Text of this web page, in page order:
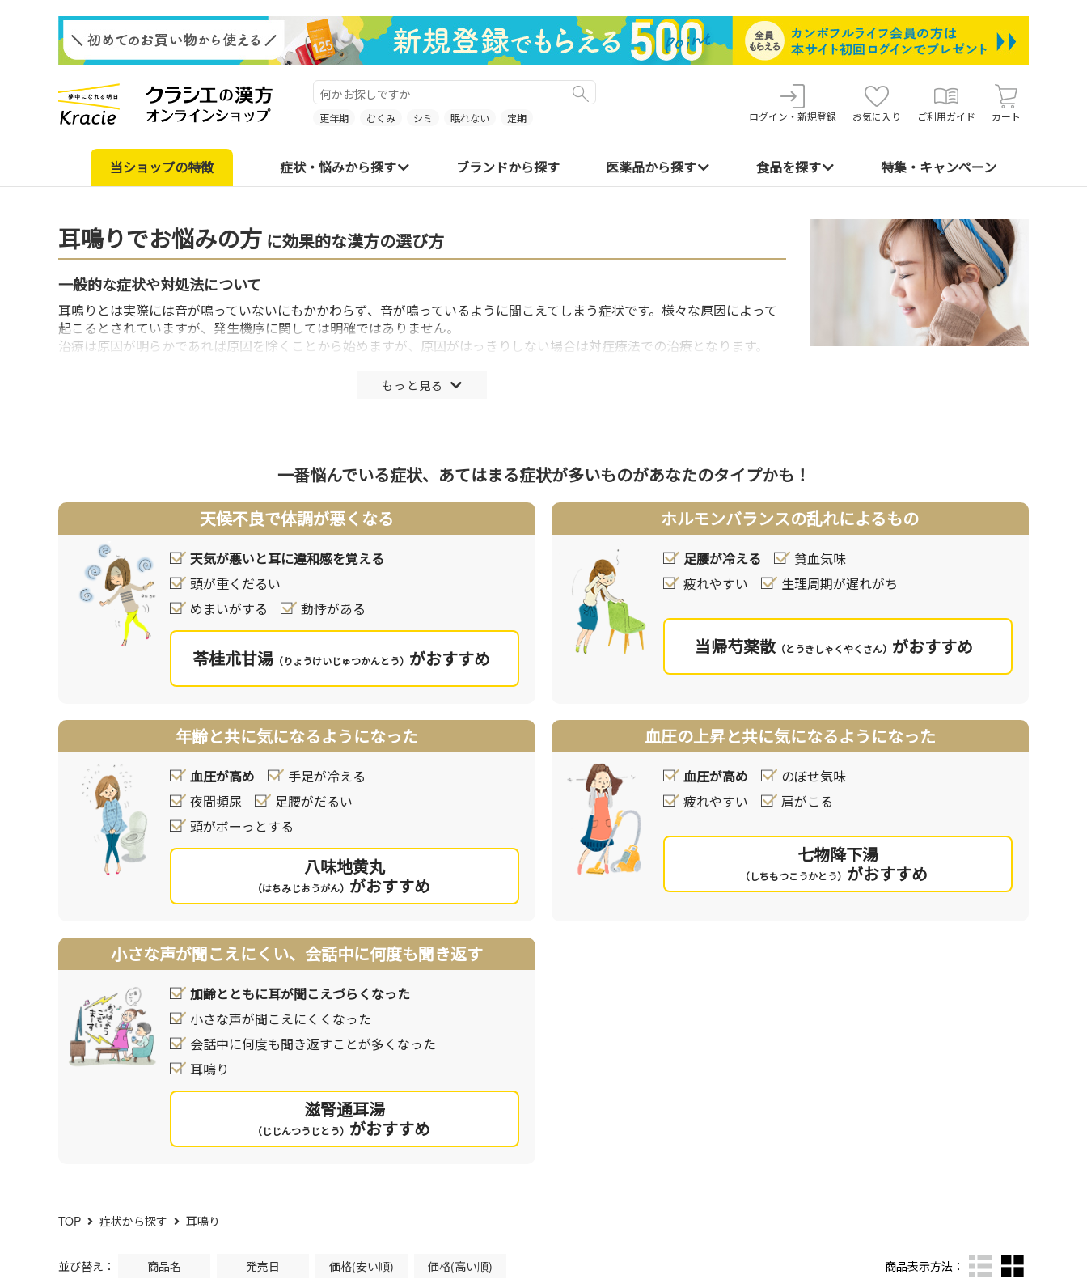
更年期 むくみ シミ 眠れない 定期 ログイン・新規登録 お気に入り ご利用ガイド カート
当ショップの特徴 症状・悩みから探す ブランドから探す 医薬品から探す 食品を探す 特集・キャンペーン
耳鳴りでお悩みの方 に効果的な漢方の選び方
一般的な症状や対処法について
耳鳴りとは実際には音が鳴っていないにもかかわらず、音が鳴っているように聞こえてしまう症状です。様々な原因によって
起こるとされていますが、発生機序に関しては明確ではありません。
治療は原因が明らかであれば原因を除くことから始めますが、原因がはっきりしない場合は対症療法での治療となります。
（血・精）が十分に届く必要があります。天候による影響、加齢、ストレス、ホルモンの分泌の変化など様々な影響に
漢方薬はエネルギーや栄養を補ったり、栄養供給を邪魔する様な余分な物質を取り除くことで、耳の機能異常を改善
し、耳鳴りを緩和します。
一番悩んでいる症状、あてはまる症状が多いものがあなたのタイプかも！
天候不良で体調が悪くなる
天気が悪いと耳に違和感を覚える
頭が重くだるい
めまいがする
動悸がある
苓桂朮甘湯（りょうけいじゅつかんとう） がおすすめ
ホルモンバランスの乱れによるもの
足腰が冷える
貧血気味
疲れやすい
生理周期が遅れがち
当帰芍薬散（とうきしゃくやくさん） がおすすめ
年齢と共に気になるようになった
血圧が高め
手足が冷える
夜間頻尿
足腰がだるい
頭がボーっとする
八味地黄丸
（はちみじおうがん） がおすすめ
血圧の上昇と共に気になるようになった
血圧が高め
のぼせ気味
疲れやすい
肩がこる
七物降下湯
（しちもつこうかとう） がおすすめ
小さな声が聞こえにくい、会話中に何度も聞き返す
加齢とともに耳が聞こえづらくなった
小さな声が聞こえにくくなった
会話中に何度も聞き返すことが多くなった
耳鳴り
滋腎通耳湯
（じじんつうじとう） がおすすめ
TOP 症状から探す 耳鳴り
並び替え： 商品名 発売日 価格(安い順) 価格(高い順) 商品表示方法：